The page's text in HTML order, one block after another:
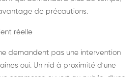
de précautions.
réelle
demandent pas une intervention
oui. Un nid à proximité d'une